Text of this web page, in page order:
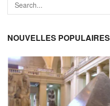
NOUVELLES POPULAIRES